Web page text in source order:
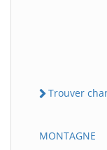
Trouver
MONTAGNE